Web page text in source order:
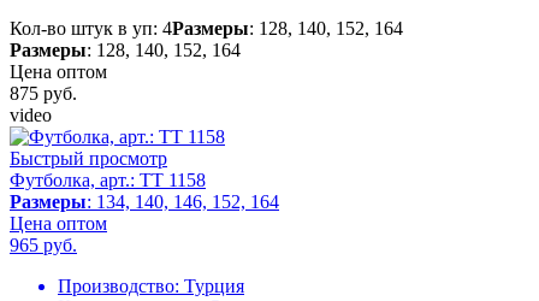
Кол-во штук в уп: 4Размеры: 128, 140, 152, 164
Размеры: 128, 140, 152, 164
Цена оптом
875 руб.
video
Быстрый просмотр
Футболка, арт.: TT 1158
Размеры: 134, 140, 146, 152, 164
Цена оптом
965 руб.
Производство: Турция